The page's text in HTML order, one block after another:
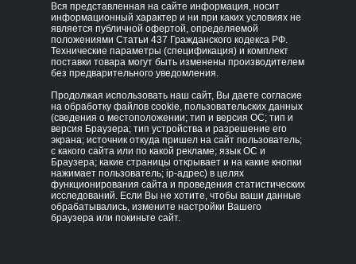
Вся представленная на сайте информация, носит
информационный характер и ни при каких условиях не
является публичной офертой, определяемой
положениями Статьи 437 Гражданского кодекса РФ.
Технические параметры (спецификация) и комплект
поставки товара могут быть изменены производителем
без предварительного уведомления.
Продолжая использовать наш сайт, Вы даете согласие
на обработку файлов cookie, пользовательских данных
(сведения о местоположении; тип и версия ОС; тип и
версия Браузера; тип устройства и разрешение его
экрана; источник откуда пришел на сайт пользователь;
с какого сайта или по какой рекламе; язык ОС и
Браузера; какие страницы открывает и на какие кнопки
нажимает пользователь; ip-адрес) в целях
функционирования сайта и проведения статистических
исследований. Если Вы не хотите, чтобы ваши данные
обрабатывались, измените настройки Вашего
браузера или покиньте сайт.